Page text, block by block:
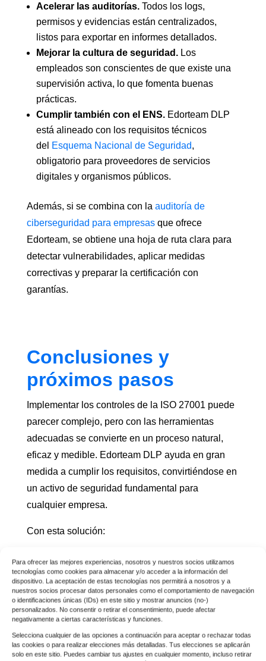
Para ofrecer las mejores experiencias, nosotros y nuestros socios utilizamos
tecnologías como cookies para almacenar y/o acceder a la información del
dispositivo. La aceptación de estas tecnologías nos permitirá a nosotros y a
nuestros socios procesar datos personales como el comportamiento de navegación
o identificaciones únicas (IDs) en este sitio y mostrar anuncios (no-)
personalizados. No consentir o retirar el consentimiento, puede afectar
negativamente a ciertas características y funciones.
Selecciona cualquier de las opciones a continuación para aceptar o rechazar todas
las cookies o para realizar elecciones más detalladas. Tus elecciones se aplicarán
solo en este sitio. Puedes cambiar tus ajustes en cualquier momento, incluso retirar
Acelerar las auditorías.Todos los logs,
permisos y evidencias están centralizados,
listos para exportar en informes detallados.
Mejorar la cultura de seguridad.Los
empleados son conscientes de que existe una
supervisión activa, lo que fomenta buenas
prácticas.
Cumplir también con el ENS.Edorteam DLP
está alineado con los requisitos técnicos
del Esquema Nacional de Seguridad,
obligatorio para proveedores de servicios
digitales y organismos públicos.
Además, si se combina con la auditoría de
ciberseguridad para empresasque ofrece
Edorteam, se obtiene una hoja de ruta clara para
detectar vulnerabilidades, aplicar medidas
correctivas y preparar la certificación con
garantías.
Conclusiones y
próximos pasos
Implementar los controles de la ISO 27001 puede
parecer complejo, pero con las herramientas
adecuadas se convierte en un proceso natural,
eficaz y medible. Edorteam DLP ayuda en gran
medida a cumplir los requisitos, convirtiéndose en
un activo de seguridad fundamental para
cualquier empresa.
Con esta solución:
Proteges tu información confidencial con cifrado
y control de dispositivos.
Tienes evidencias claras para presentar en
cualquier auditoría.
Cumples tanto con ISO 27001 como con el
ENS.